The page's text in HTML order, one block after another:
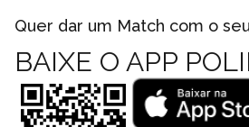
Quer dar um Match com o
BAIXE O APP